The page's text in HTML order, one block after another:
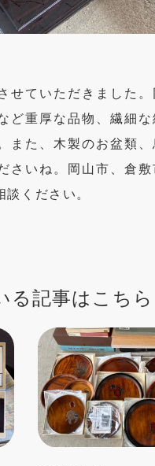
せていただきました
ど重厚な品物、繊細
また、木製のお盆類
さいね。岡山市、倉
ください。
る記事はこちら